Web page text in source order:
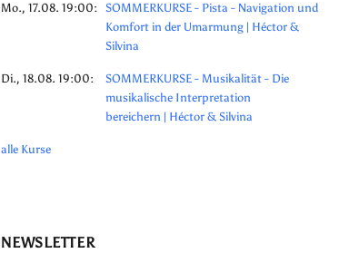
Mo., 17.08. 19:00: SOMMERKURSE - Pista - Navigation und
Komfort in der Umarmung | Héctor &
Silvina
Di., 18.08. 19:00:
SOMMERKURSE - Musikalität - Die
musikalische Interpretation
bereichern | Héctor & Silvina
alle Kurse
NEWSLETTER